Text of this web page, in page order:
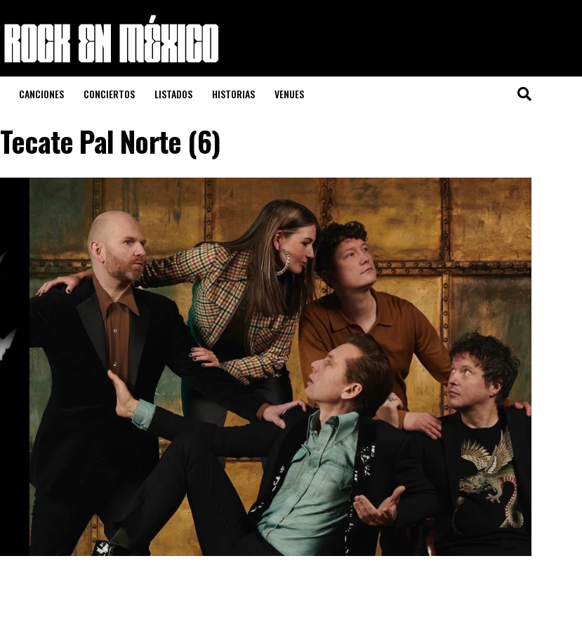
CANCIONES CONCIERTOS LISTADOS HISTORIAS VENUES
Tecate Pal Norte (6)